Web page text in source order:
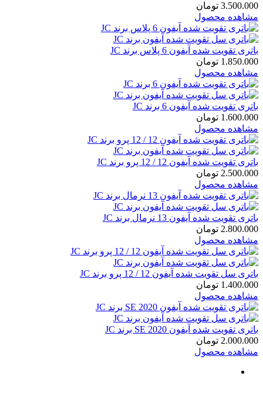
3.500.000 تومان
مشاهده محصول
باتری تقویت شده آیفون 6 پلاس برند JC
1.850.000 تومان
مشاهده محصول
باتری تقویت شده آیفون 6 برند JC
1.600.000 تومان
مشاهده محصول
باتری تقویت شده آیفون 12 / 12 پرو برند JC
2.500.000 تومان
مشاهده محصول
باتری تقویت شده آیفون 13 نرمال برند JC
2.800.000 تومان
مشاهده محصول
باتری سل تقویت شده آیفون 12 / 12 پرو برند JC
1.400.000 تومان
مشاهده محصول
باتری تقویت شده آیفون SE 2020 برند JC
2.000.000 تومان
مشاهده محصول